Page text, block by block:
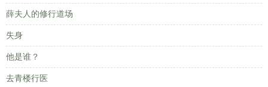
薛夫人的修行道场
失身
他是谁？
去青楼行医